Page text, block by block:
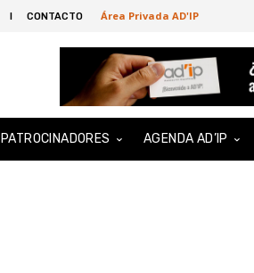
I CONTACTO Área Privada AD'IP
PATROCINADORES AGENDA AD’IP